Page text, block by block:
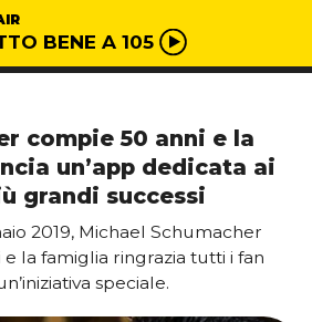
BENE A 105
compie 50 anni e la
un’app dedicata ai
grandi successi
2019, Michael Schumacher
la famiglia ringrazia tutti i fan
speciale.